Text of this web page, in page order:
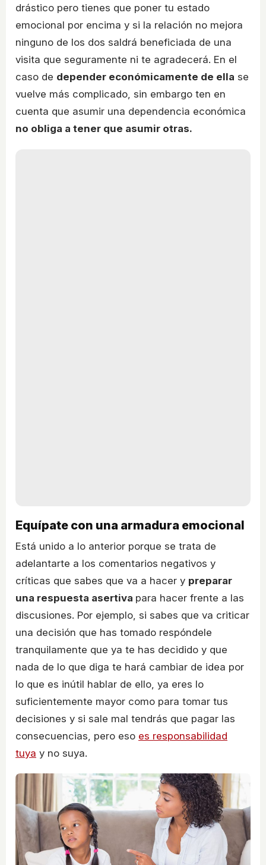
drástico pero tienes que poner tu estado
emocional por encima y si la relación no mejora
ninguno de los dos saldrá beneficiada de una
visita que seguramente ni te agradecerá. En el
caso de depender económicamente de ella se
vuelve más complicado, sin embargo ten en
cuenta que asumir una dependencia económica
no obliga a tener que asumir otras.
Equípate con una armadura emocional
Está unido a lo anterior porque se trata de
adelantarte a los comentarios negativos y
críticas que sabes que va a hacer y preparar
una respuesta asertiva para hacer frente a las
discusiones. Por ejemplo, si sabes que va criticar
una decisión que has tomado respóndele
tranquilamente que ya te has decidido y que
nada de lo que diga te hará cambiar de idea por
lo que es inútil hablar de ello, ya eres lo
suficientemente mayor como para tomar tus
decisiones y si sale mal tendrás que pagar las
consecuencias, pero eso es responsabilidad
tuya y no suya.